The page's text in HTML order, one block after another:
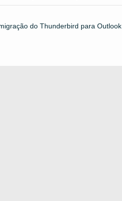
do Thunderbird para Outlook